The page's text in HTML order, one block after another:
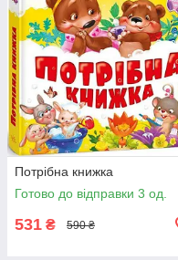
Потрібна книжка
Готово до відправки 3 од.
531 ₴ 590 ₴